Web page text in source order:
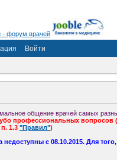
Войти
общение врачей самых
профессиональных
1.3 "Правил")
с 08.10.2015. Для